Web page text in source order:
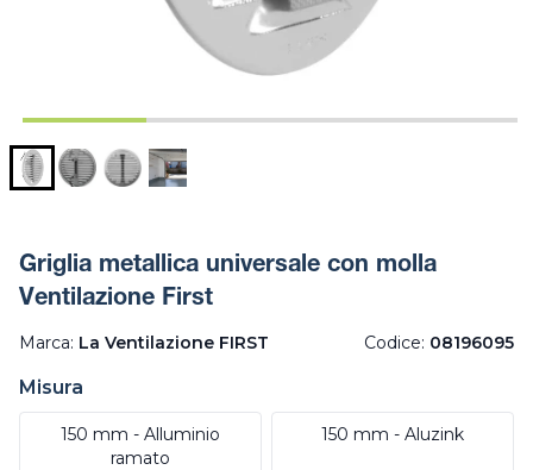
Griglia metallica universale con molla
Ventilazione First
Marca: La Ventilazione FIRST Codice: 08196095
Misura
150 mm - Alluminio
ramato
150 mm - Aluzink